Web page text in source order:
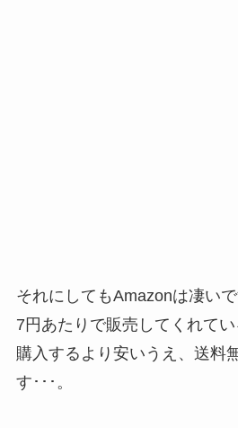
それにしてもAmazonは凄い
7円あたりで販売してくれて
購入するより安いうえ、送料
す･･･。